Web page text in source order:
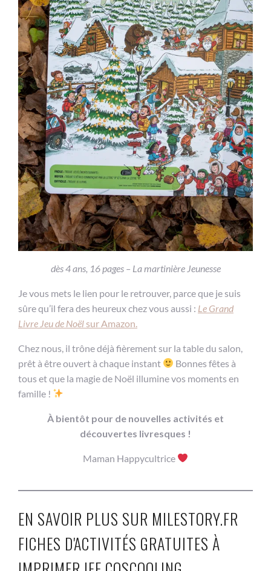
dès 4 ans, 16 pages – La martinière Jeunesse
Je vous mets le lien pour le retrouver, parce que je suis
sûre qu’il fera des heureux chez vous aussi : Le Grand
Livre Jeu de Noël sur Amazon.
Chez nous, il trône déjà fièrement sur la table du salon,
prêt à être ouvert à chaque instant
Bonnes fêtes à
tous et que la magie de Noël illumine vos moments en
famille !
À bientôt pour de nouvelles activités et
découvertes livresques !
Maman Happycultrice
EN SAVOIR PLUS SUR MILESTORY.FR
FICHES D'ACTIVITÉS GRATUITES À